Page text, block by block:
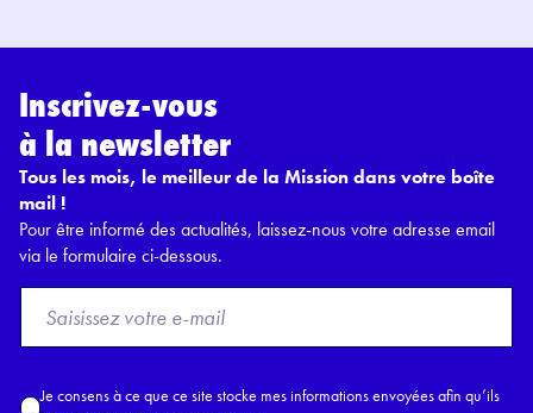
Inscrivez-vous
à la newsletter
Tous les mois, le meilleur de la Mission dans votre boîte
mail !
Pour être informé des actualités, laissez-nous votre adresse email
via le formulaire ci-dessous.
o
E
A Je consens à ce que ce site stocke mes informations envoyées afin qu’ils